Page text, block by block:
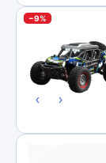
−9%
‹ ›